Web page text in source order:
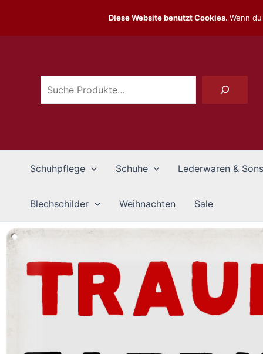
springen Suchen
Schuhpflege Schuhe Lederwaren &
Blechschilder Weihnachten Sale
Diese Website benutzt Cookies. Wenn